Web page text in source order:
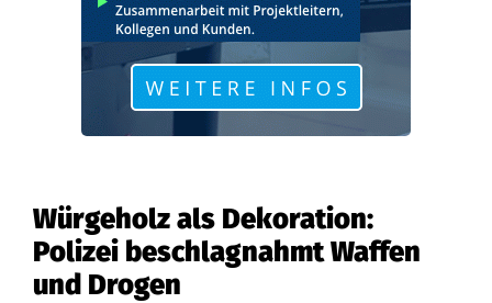
Würgeholz als Dekoration:
Polizei beschlagnahmt Waffen
und Drogen